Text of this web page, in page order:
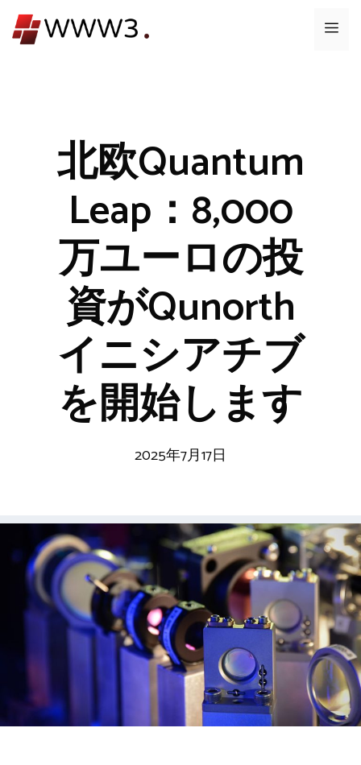
ン
メ
北欧Quantum
Leap：8,000
万ユーロの投
資がQunorth
イニシアチブ
を開始します
2025年7月17日